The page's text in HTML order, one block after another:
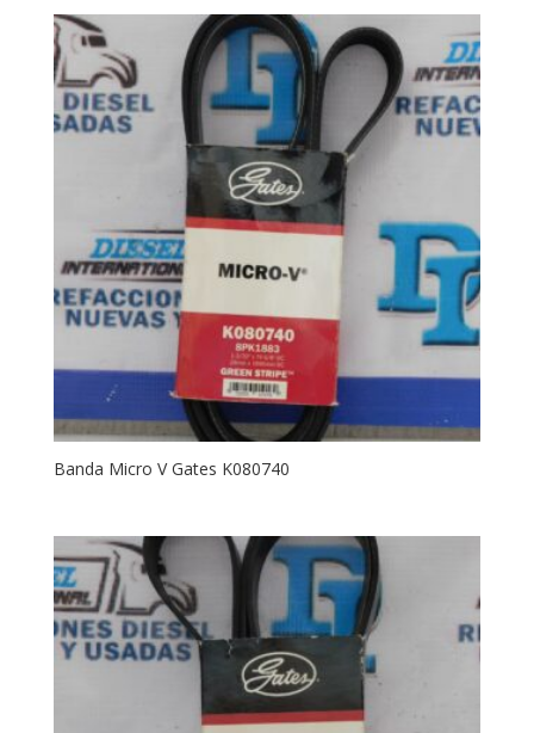
Banda Micro V Gates K080740